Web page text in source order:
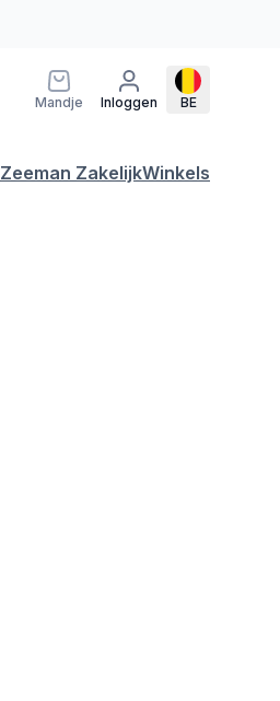
Mandje Inloggen BE
Zeeman ZakelijkWinkels